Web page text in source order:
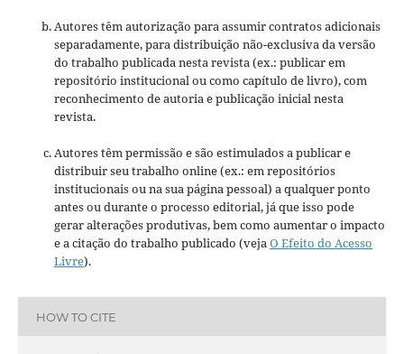
Autores têm autorização para assumir contratos adicionais
separadamente, para distribuição não-exclusiva da versão
do trabalho publicada nesta revista (ex.: publicar em
repositório institucional ou como capítulo de livro), com
reconhecimento de autoria e publicação inicial nesta
revista.
Autores têm permissão e são estimulados a publicar e
distribuir seu trabalho online (ex.: em repositórios
institucionais ou na sua página pessoal) a qualquer ponto
antes ou durante o processo editorial, já que isso pode
gerar alterações produtivas, bem como aumentar o impacto
e a citação do trabalho publicado (vejaO Efeito do Acesso
Livre).
HOW TO CITE